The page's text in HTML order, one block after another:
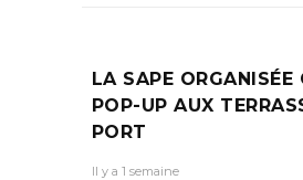
LA SAPE ORGANISÉE
POP-UP AUX
PORT
Il y a 1 semaine